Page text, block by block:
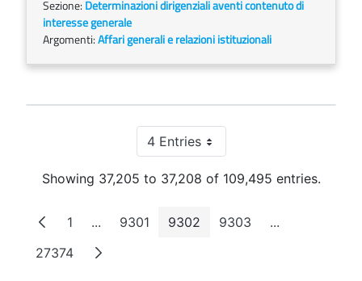
Sezione: Determinazioni dirigenziali aventi contenuto di
interesse generale
Argomenti:Affari generali e relazioni istituzionali
4 EntriesPer Page
Showing 37,205 to 37,208 of 109,495 entries.
Page
1 ...Intermediate Pages
Page
9301 Page
9302 Page
9303 ...Intermediate
Page
27374